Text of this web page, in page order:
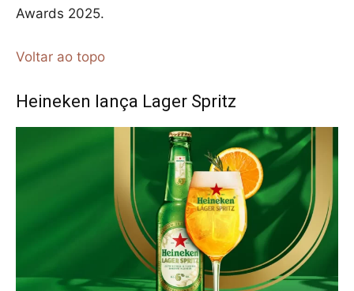
Awards 2025.
Voltar ao topo
Heineken lança Lager Spritz